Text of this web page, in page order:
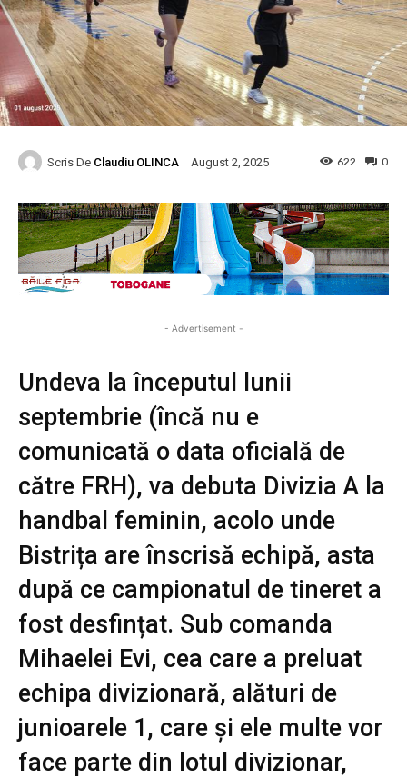
Scris De Claudiu OLINCA August 2, 2025 0
622
- Advertisement -
Undeva la începutul lunii
septembrie (încă nu e
comunicată o data oficială de
către FRH), va debuta Divizia A la
handbal feminin, acolo unde
Bistrița are înscrisă echipă, asta
după ce campionatul de tineret a
fost desfințat. Sub comanda
Mihaelei Evi, cea care a preluat
echipa divizionară, alături de
junioarele 1, care și ele multe vor
face parte din lotul divizionar,